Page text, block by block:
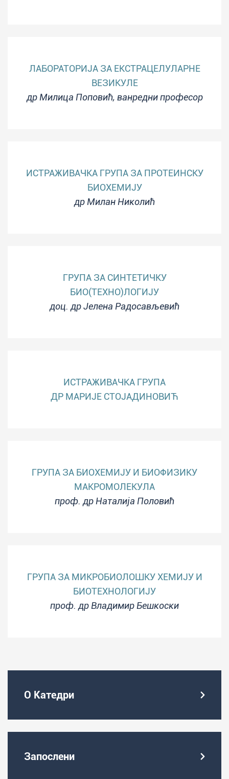
ЛАБОРАТОРИЈА ЗА ЕКСТРАЦЕЛУЛАРНЕ
ВЕЗИКУЛЕ
др Милица Поповић, ванредни професор
ИСТРАЖИВАЧКА ГРУПА ЗА ПРОТЕИНСКУ
БИОХЕМИЈУ
др Милан Николић
ГРУПА ЗА СИНТЕТИЧКУ
БИО(ТЕХНО)ЛОГИЈУ
доц. др Јелена Радосављевић
ИСТРАЖИВАЧКА ГРУПА
ДР МАРИЈЕ СТОЈАДИНОВИЋ
ГРУПА ЗА БИОХЕМИЈУ И БИОФИЗИКУ
МАКРОМОЛЕКУЛА
проф. др Наталија Половић
ГРУПА ЗА МИКРОБИОЛОШКУ ХЕМИЈУ И
БИОТЕХНОЛОГИЈУ
проф. др Владимир Бешкоски
О Катедри
Запослени